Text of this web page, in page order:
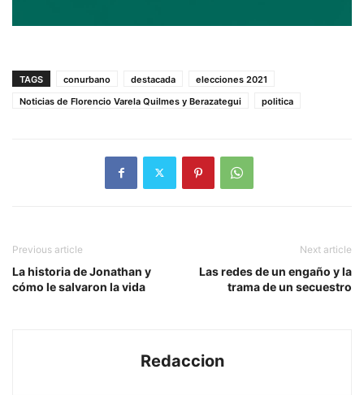
TAGS conurbano destacada
elecciones 2021
Noticias de Florencio Varela Quilmes y Berazategui
politica
Previous article
La historia de Jonathan y
cómo le salvaron la vida
Next article
Las redes de un engaño y la
trama de un secuestro
Redaccion